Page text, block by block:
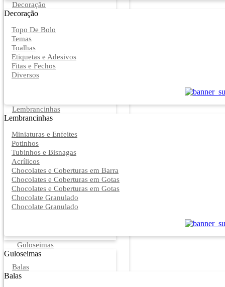
Decoração
Decoração
Topo De Bolo
Temas
Toalhas
Etiquetas e Adesivos
Fitas e Fechos
Diversos
Lembrancinhas
Lembrancinhas
Miniaturas e Enfeites
Potinhos
Tubinhos e Bisnagas
Acrílicos
Chocolates e Coberturas em Barra
Chocolates e Coberturas em Gotas
Chocolates e Coberturas em Gotas
Chocolate Granulado
Chocolate Granulado
Guloseimas
Guloseimas
Balas
Balas